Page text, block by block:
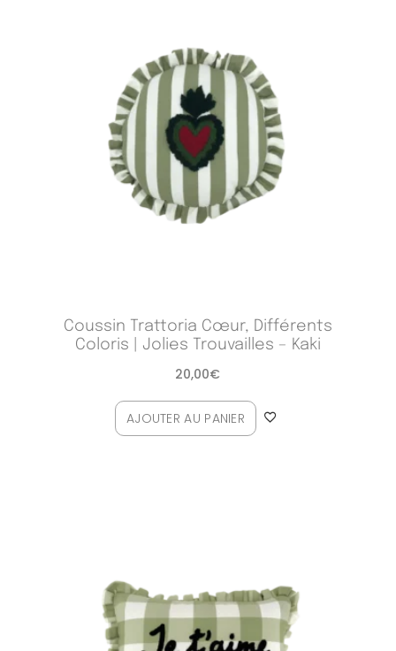
Coussin Trattoria Cœur, Différents
Coloris | Jolies Trouvailles – Kaki
20,00€
AJOUTER AU PANIER
Plage
de
prix :
125,00€
à
146,00€
Plage
de